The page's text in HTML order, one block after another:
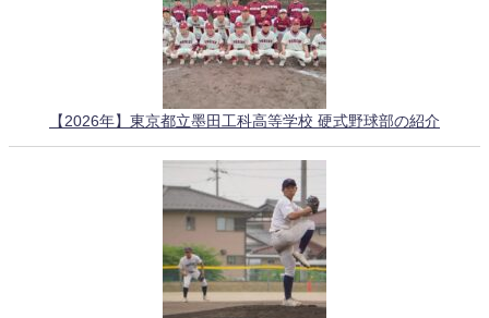
【2026年】東京都立墨田工科高等学校 硬式野球部の紹介